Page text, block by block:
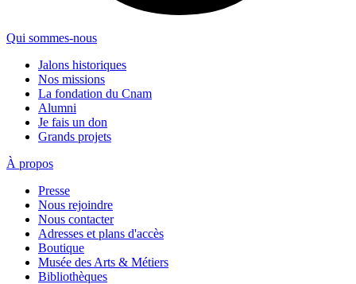
Qui sommes-nous
Jalons historiques
Nos missions
La fondation du Cnam
Alumni
Je fais un don
Grands projets
À propos
Presse
Nous rejoindre
Nous contacter
Adresses et plans d'accès
Boutique
Musée des Arts & Métiers
Bibliothèques